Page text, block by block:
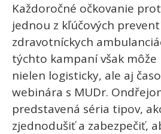
Každoročné očkovanie
jednou z kľúčových
zdravotníckych
týchto kampaní však
nielen logisticky, ale aj
webinára s MUDr.
predstavená séria tipov,
zjednodušiť a zabezpečiť,